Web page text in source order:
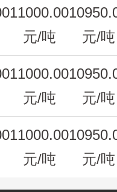
11000.00
元/吨
元/吨
11000.00
元/吨
元/吨
11000.00
元/吨
元/吨